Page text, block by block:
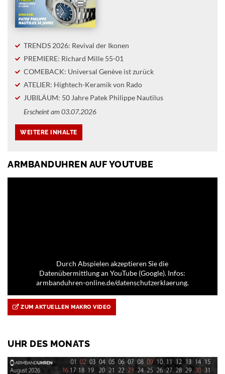
TRENDS 2026: Revival der Ikonen
PREMIERE: Richard Mille 55-01
COMEBACK: Universal Genève ist zurück
ATELIER: Hightech-Keramik von Rado
JUBILÄUM: 50 Jahre Patek Philippe Nautilus
Erscheint am 03.07.2026
ARMBANDUHREN AUF YOUTUBE
Durch Abspielen akzeptieren Sie die
Datenübermittlung an YouTube (Google). Infos:
armbanduhren-online.de/datenschutzerklaerung.
ZUM AKTUELLEN MAKRO VIDEO
UHR DES MONATS